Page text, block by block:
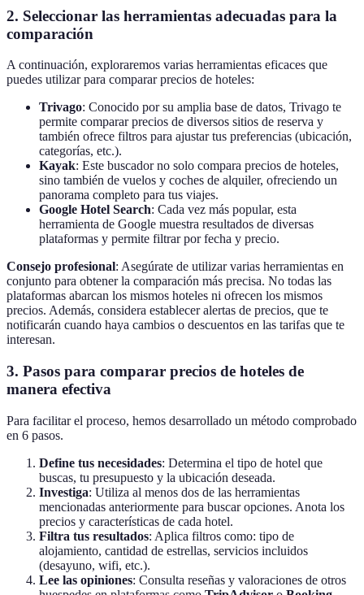
2. Seleccionar las herramientas adecuadas para la
comparación
A continuación, exploraremos varias herramientas eficaces que
puedes utilizar para comparar precios de hoteles:
Trivago: Conocido por su amplia base de datos, Trivago te
permite comparar precios de diversos sitios de reserva y
también ofrece filtros para ajustar tus preferencias (ubicación,
categorías, etc.).
Kayak: Este buscador no solo compara precios de hoteles,
sino también de vuelos y coches de alquiler, ofreciendo un
panorama completo para tus viajes.
Google Hotel Search: Cada vez más popular, esta
herramienta de Google muestra resultados de diversas
plataformas y permite filtrar por fecha y precio.
Consejo profesional: Asegúrate de utilizar varias herramientas en
conjunto para obtener la comparación más precisa. No todas las
plataformas abarcan los mismos hoteles ni ofrecen los mismos
precios. Además, considera establecer alertas de precios, que te
notificarán cuando haya cambios o descuentos en las tarifas que te
interesan.
3. Pasos para comparar precios de hoteles de
manera efectiva
Para facilitar el proceso, hemos desarrollado un método comprobado
en 6 pasos.
Define tus necesidades: Determina el tipo de hotel que
buscas, tu presupuesto y la ubicación deseada.
Investiga: Utiliza al menos dos de las herramientas
mencionadas anteriormente para buscar opciones. Anota los
precios y características de cada hotel.
Filtra tus resultados: Aplica filtros como: tipo de
alojamiento, cantidad de estrellas, servicios incluidos
(desayuno, wifi, etc.).
Lee las opiniones: Consulta reseñas y valoraciones de otros